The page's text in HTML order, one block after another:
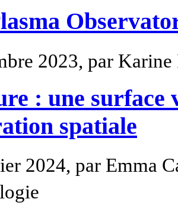
2023, par
: une surface
spatiale
2024, par Emma